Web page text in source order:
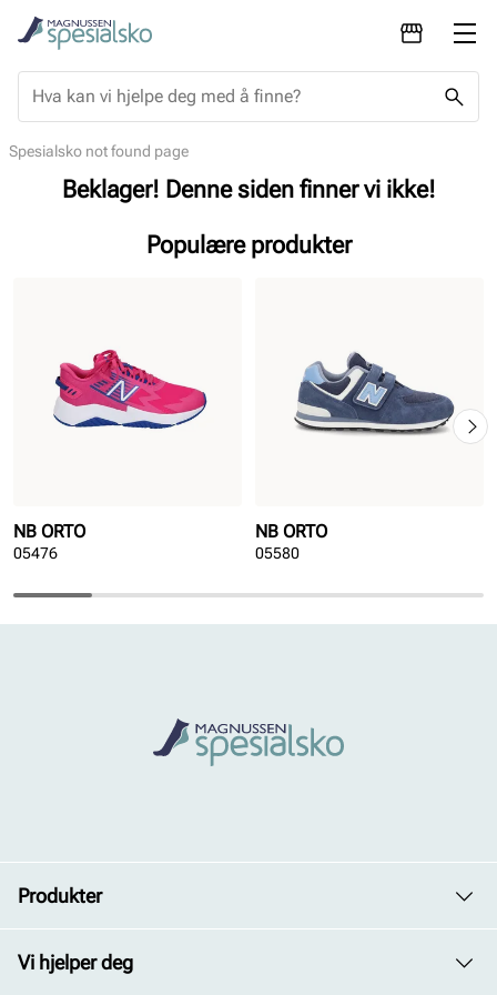
Spesialsko not found page
Beklager! Denne siden finner vi ikke!
Populære produkter
NB ORTO
05476
NB ORTO
05580
Produkter
Dame
Vi hjelper deg